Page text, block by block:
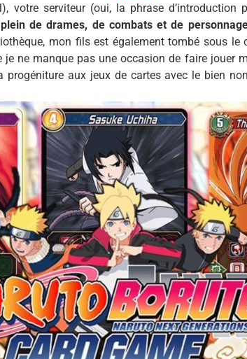
votre serviteur (oui, la phrase d’introduction
de drames, de combats et de
mon fils est également tombé sous le
ne manque pas une occasion de faire jouer
progéniture aux jeux de cartes avec le bien